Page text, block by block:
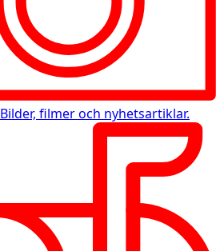
Bilder, filmer och nyhetsartiklar.